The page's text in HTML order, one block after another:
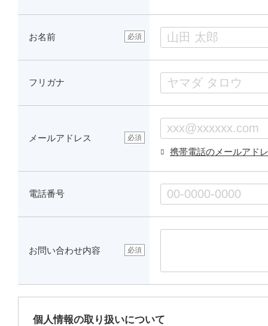
お名前 必須
フリガナ
メールアドレス 必須
携帯電話のメールアド
電話番号
お問い合わせ内容 必須
個人情報の取り扱いについて